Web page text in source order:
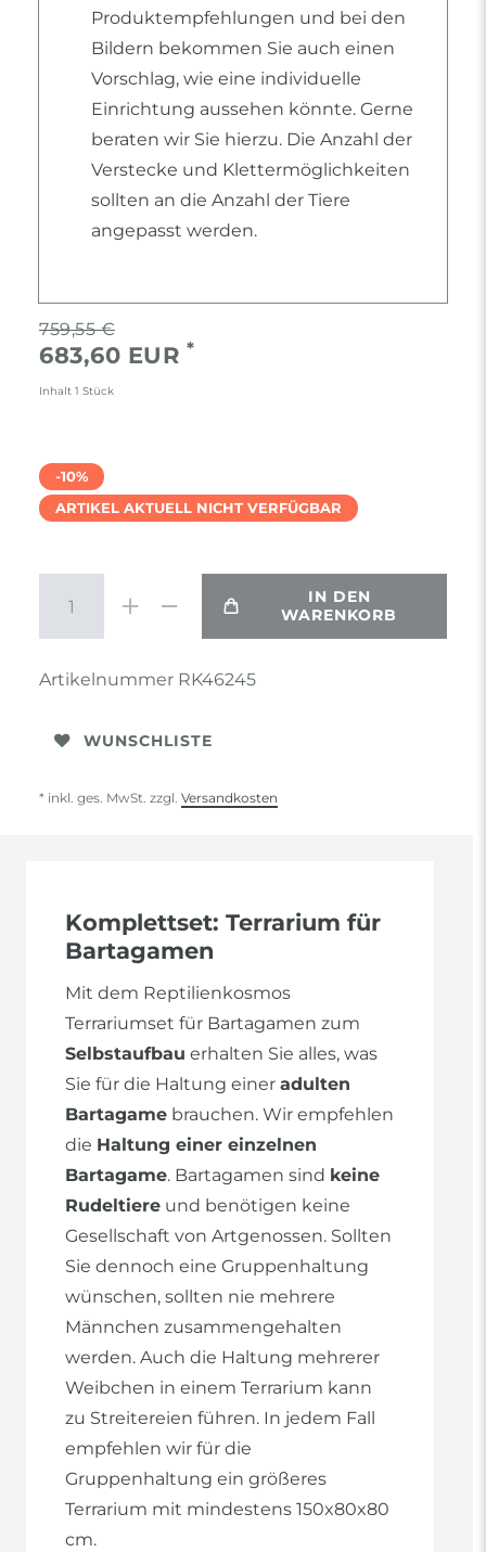
Produktempfehlungen und bei den
Bildern bekommen Sie auch einen
Vorschlag, wie eine individuelle
Einrichtung aussehen könnte. Gerne
beraten wir Sie hierzu. Die Anzahl der
Verstecke und Klettermöglichkeiten
sollten an die Anzahl der Tiere
angepasst werden.
759,55 €
683,60 EUR *
Inhalt 1 Stück
-10%
ARTIKEL AKTUELL NICHT VERFÜGBAR
IN DEN
WARENKORB
Artikelnummer RK46245
WUNSCHLISTE
* inkl. ges. MwSt. zzgl. Versandkosten
Komplettset: Terrarium für
Bartagamen
Mit dem Reptilienkosmos
Terrariumset für Bartagamen zum
Selbstaufbau erhalten Sie alles, was
Sie für die Haltung einer adulten
Bartagame brauchen. Wir empfehlen
die Haltung einer einzelnen
Bartagame. Bartagamen sind keine
Rudeltiere und benötigen keine
Gesellschaft von Artgenossen. Sollten
Sie dennoch eine Gruppenhaltung
wünschen, sollten nie mehrere
Männchen zusammengehalten
werden. Auch die Haltung mehrerer
Weibchen in einem Terrarium kann
zu Streitereien führen. In jedem Fall
empfehlen wir für die
Gruppenhaltung ein größeres
Terrarium mit mindestens 150x80x80
cm.